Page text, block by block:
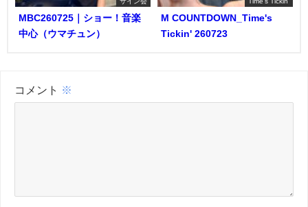
MBC260725｜ショー！音楽
中心（ウマチュン）
M COUNTDOWN_Time's
Tickin' 260723
コメント ※